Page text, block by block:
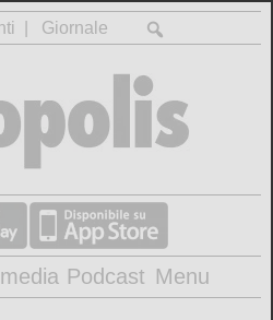
Giornale
Podcast Menu